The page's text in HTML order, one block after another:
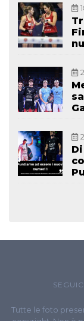
Tutte le foto